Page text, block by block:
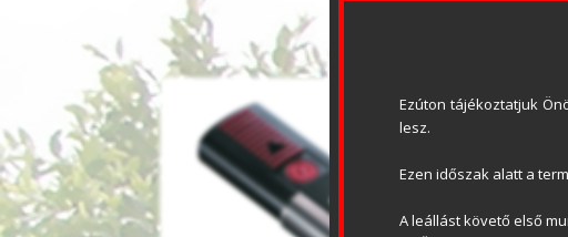
Ezúton tájékoztatjuk
lesz.
Ezen időszak alatt a
A leállást követő első